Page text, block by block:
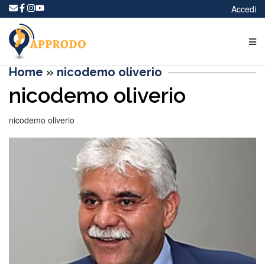
Accedi
Home » nicodemo oliverio
nicodemo oliverio
nicodemo oliverio